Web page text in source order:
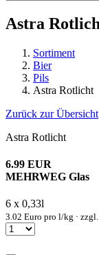
Astra
Sortiment
Bier
Pils
Astra Rotlicht
Zurück zur Übersicht
Astra Rotlicht
6.99 EUR
MEHRWEG Glas
6 x 0,33l
3.02 Euro pro l/kg ·